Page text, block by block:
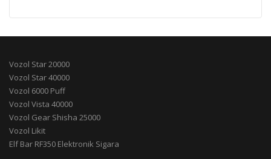
Vozol Star 20000
Vozol Star 40000
Vozol 6000 Puff
Vozol Vista 40000
Vozol Gear Shisha 25000
Vozol Likit
Elf Bar RF350 Elektronik Sigara